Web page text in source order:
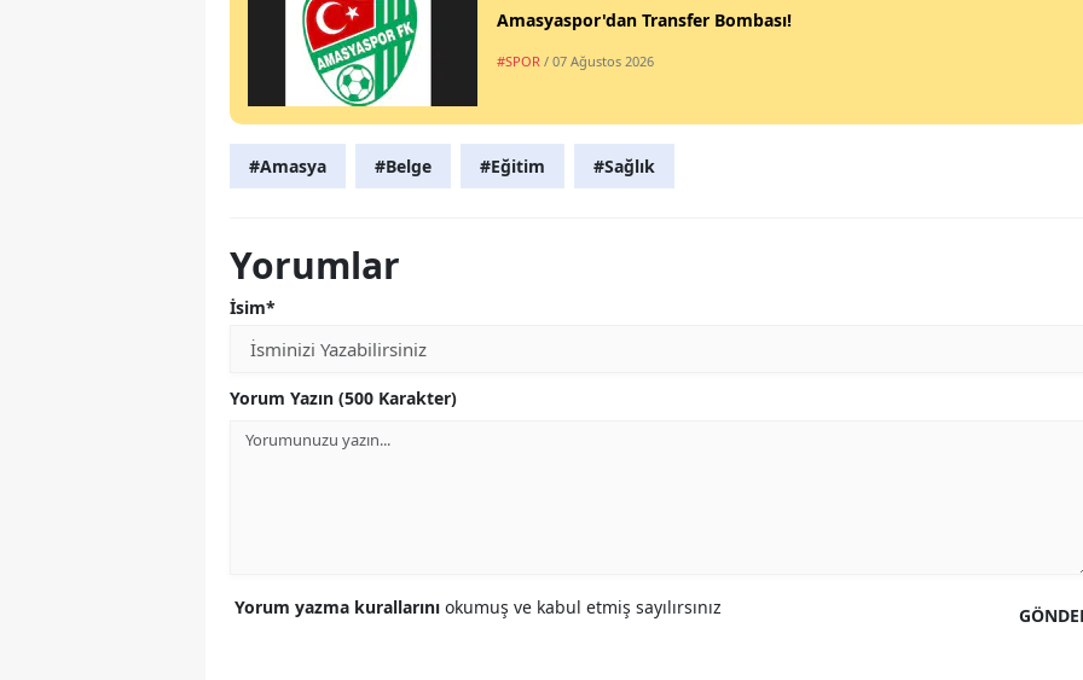
Amasyaspor'dan Transfer Bombası!
#SPOR / 07 Ağustos 2026
#Amasya #Belge #Eğitim #Sağlık
Yorumlar
İsim*
Yorum Yazın (500 Karakter)
Yorum yazma kurallarını okumuş ve kabul etmiş sayılırsınız